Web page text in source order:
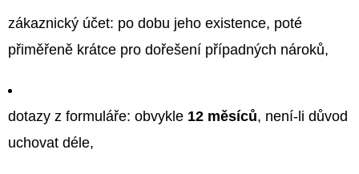
zákaznický účet: po dobu jeho existence, poté
přiměřeně krátce pro dořešení případných nároků,
dotazy z formuláře: obvykle 12 měsíců, není-li důvod
uchovat déle,